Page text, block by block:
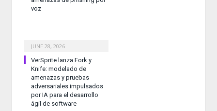
voz
JUNE 28, 2026
VerSprite lanza Fork y
Knife: modelado de
amenazas y pruebas
adversariales impulsados
por IA para el desarrollo
ágil de software